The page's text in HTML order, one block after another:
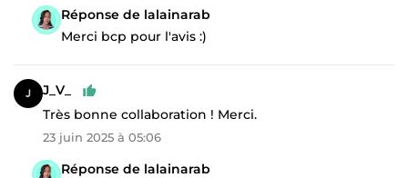
Réponse de lalainarab
Merci bcp pour l'avis :)
J_V_
Très bonne collaboration ! Merci.
23 juin 2025 à 05:06
Réponse de lalainarab